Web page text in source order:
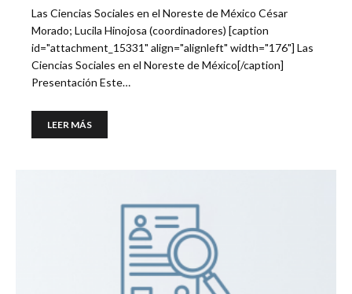
Las Ciencias Sociales en el Noreste de México César
Morado; Lucila Hinojosa (coordinadores) [caption
id="attachment_15331" align="alignleft" width="176"] Las
Ciencias Sociales en el Noreste de México[/caption]
Presentación Este…
LEER MÁS